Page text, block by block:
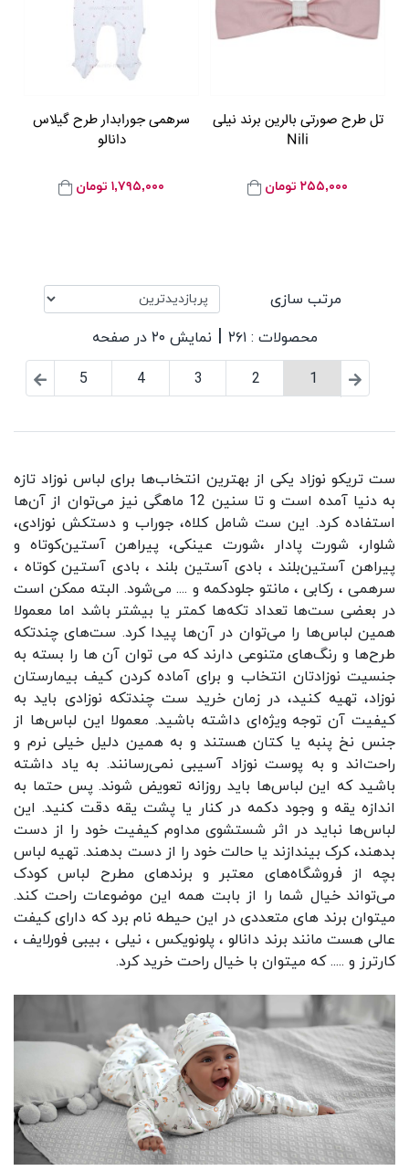
تل طرح صورتی بالرین برند نیلی
Nili
۲۵۵,۰۰۰ تومان
سرهمی جورابدار طرح گیلاس
دانالو
۱,۷۹۵,۰۰۰ تومان
مرتب سازی
محصولات : ۲۶۱
| نمایش ۲۰ در صفحه
1
2
3
4
5
ست تریکو نوزاد یکی از بهترین انتخاب‌ها برای لباس نوزاد تازه
به دنیا آمده است و تا سنین 12 ماهگی نیز می‌توان از آن‌ها
استفاده کرد. این ست شامل کلاه، جوراب و دستکش نوزادی،
شلوار، شورت پادار ،شورت عینکی، پیراهن آستین‌کوتاه و
پیراهن آستین‌بلند ، بادی آستین بلند ، بادی آستین کوتاه ،
سرهمی ، رکابی ، مانتو جلودکمه و .... می‌شود. البته ممکن است
در بعضی ست‌ها تعداد تکه‌ها کمتر یا بیشتر باشد اما معمولا
همین لباس‌ها را می‌توان در آن‌ها پیدا کرد. ست‌های چندتکه
طرح‌ها و رنگ‌های متنوعی دارند که می توان آن ها را بسته به
جنسیت نوزادتان انتخاب و برای آماده کردن کیف بیمارستان
نوزاد، تهیه کنید، در زمان خرید ست چندتکه نوزادی باید به
کیفیت آن توجه ویژه‌ای داشته باشید. معمولا این لباس‌ها از
جنس نخ پنبه یا کتان هستند و به همین دلیل خیلی نرم و
راحت‌اند و به پوست نوزاد آسیبی نمی‌رسانند. به یاد داشته
باشید که این لباس‌ها باید روزانه تعویض شوند. پس حتما به
اندازه یقه و وجود دکمه در کنار یا پشت یقه دقت کنید. این
لباس‌ها نباید در اثر شستشوی مداوم کیفیت خود را از دست
بدهند، کرک بیندازند یا حالت خود را از دست بدهند. تهیه لباس
بچه از فروشگاه‌های معتبر و برندهای مطرح لباس کودک
می‌تواند خیال شما را از بابت همه این موضوعات راحت کند.
میتوان برند های متعددی در این حیطه نام برد که دارای کیفت
عالی هست مانند برند دانالو ، پلونویکس ، نیلی ، بیبی فورلایف ،
کارترز و ..... که میتوان با خیال راحت خرید کرد.